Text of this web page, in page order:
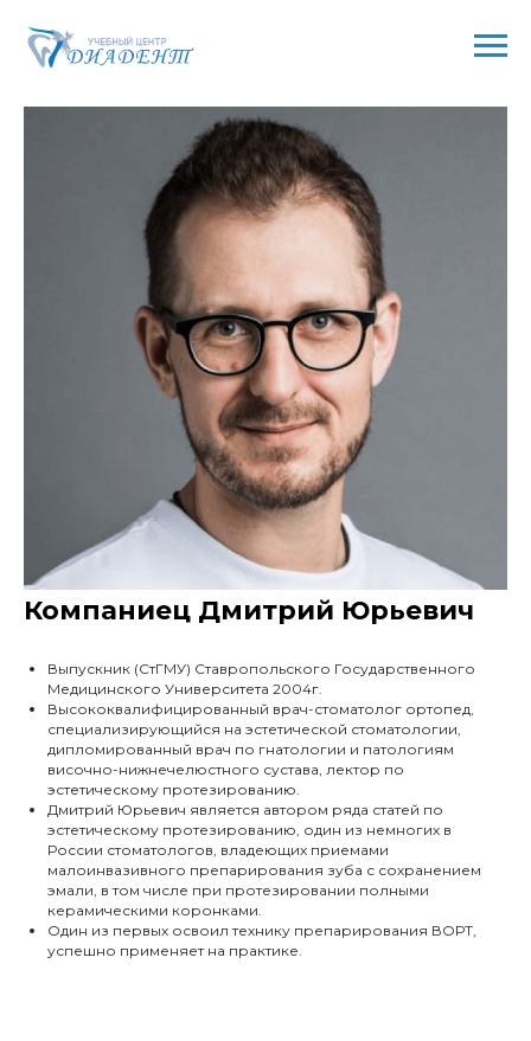
Компаниец Дмитрий Юрьевич
Выпускник (СтГМУ) Ставропольского Государственного
Медицинского Университета 2004г.
Высококвалифицированный врач-стоматолог ортопед,
специализирующийся на эстетической стоматологии,
дипломированный врач по гнатологии и патологиям
височно-нижнечелюстного сустава, лектор по
эстетическому протезированию.
Дмитрий Юрьевич является автором ряда статей по
эстетическому протезированию, один из немногих в
России стоматологов, владеющих приемами
малоинвазивного препарирования зуба с сохранением
эмали, в том числе при протезировании полными
керамическими коронками.
Один из первых освоил технику препарирования ВОРТ,
успешно применяет на практике.